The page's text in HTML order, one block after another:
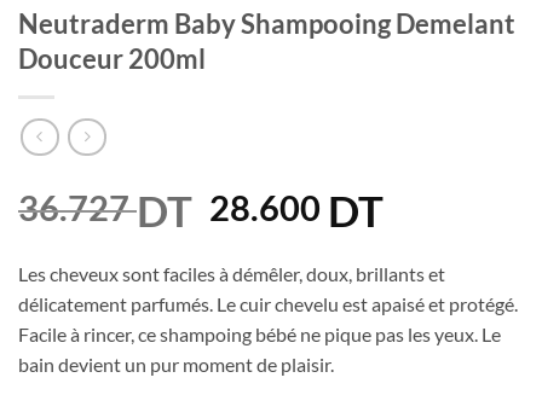
Neutraderm Baby Shampooing Demelant
Douceur 200ml
36.727DT Le
initial
était :
36.727 DT.
28.600 DTLe
actuel
est :
28.600
Les cheveux sont faciles à démêler, doux, brillants et
délicatement parfumés. Le cuir chevelu est apaisé et protégé.
Facile à rincer, ce shampoing bébé ne pique pas les yeux. Le
bain devient un pur moment de plaisir.